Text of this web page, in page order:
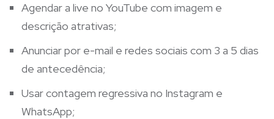
Agendar a live no YouTube com imagem e
descrição atrativas;
Anunciar por e-mail e redes sociais com 3 a 5 dias
de antecedência;
Usar contagem regressiva no Instagram e
WhatsApp;